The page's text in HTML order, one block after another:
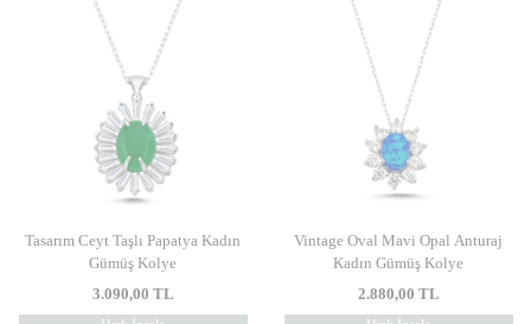
Tasarım Ceyt Taşlı Papatya Kadın
Gümüş Kolye
3.090,00 TL
Vintage Oval Mavi Opal Anturaj
Kadın Gümüş Kolye
2.880,00 TL